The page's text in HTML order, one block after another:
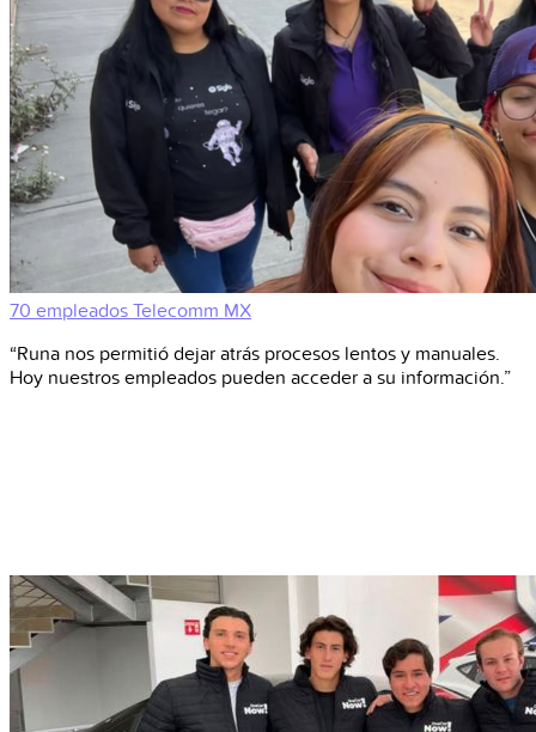
70 empleados Telecomm MX
“Runa nos permitió dejar atrás procesos lentos y manuales.
Hoy nuestros empleados pueden acceder a su información.”